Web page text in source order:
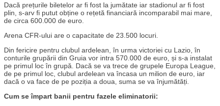
Dacă prețurile biletelor ar fi fost la jumătate iar stadionul ar fi fost
plin, s-arv fi putut obține o rețetă financiară incomparabil mai mare,
de circa 600.000 de euro.
Arena CFR-ului are o capacitate de 23.500 locuri.
Din fericire pentru clubul ardelean, în urma victoriei cu Lazio, în
conturile grupării din Gruia vor intra 570.000 de euro, și s-a instalat
pe primul loc în grupă. Dacă se va trece de grupele Europa League,
de pe primul loc, clubul ardelean va încasa un milion de euro, iar
dacă o va face de pe poziția a doua, suma se va înjumătăți.
Cum se împart banii pentru fazele eliminatorii: